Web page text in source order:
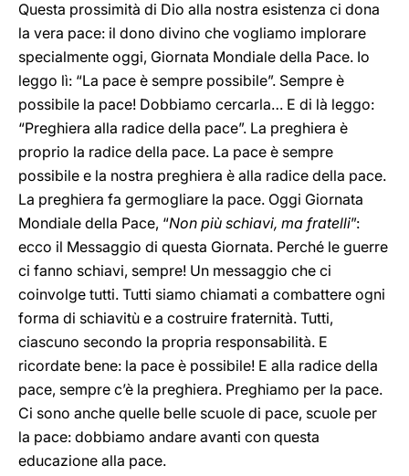
Questa prossimità di Dio alla nostra esistenza ci dona
la vera pace: il dono divino che vogliamo implorare
specialmente oggi, Giornata Mondiale della Pace. Io
leggo lì: “La pace è sempre possibile”. Sempre è
possibile la pace! Dobbiamo cercarla… E di là leggo:
“Preghiera alla radice della pace”. La preghiera è
proprio la radice della pace. La pace è sempre
possibile e la nostra preghiera è alla radice della pace.
La preghiera fa germogliare la pace. Oggi Giornata
Mondiale della Pace, “Non più schiavi, ma fratelli”:
ecco il Messaggio di questa Giornata. Perché le guerre
ci fanno schiavi, sempre! Un messaggio che ci
coinvolge tutti. Tutti siamo chiamati a combattere ogni
forma di schiavitù e a costruire fraternità. Tutti,
ciascuno secondo la propria responsabilità. E
ricordate bene: la pace è possibile! E alla radice della
pace, sempre c’è la preghiera. Preghiamo per la pace.
Ci sono anche quelle belle scuole di pace, scuole per
la pace: dobbiamo andare avanti con questa
educazione alla pace.